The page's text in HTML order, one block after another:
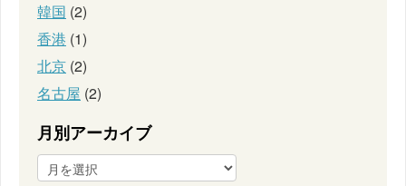
韓国 (2)
香港 (1)
北京 (2)
名古屋 (2)
月別アーカイブ